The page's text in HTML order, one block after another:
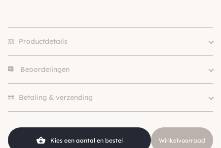
Productdetails
Kleur
Merk
Kentucky
Materiaal
Beoordelingen
Betaling & verzending
Kies een aantal en bestel Winkelvoorraad